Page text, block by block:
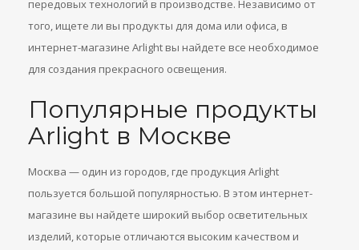
передовых технологий в производстве. Независимо от
того, ищете ли вы продукты для дома или офиса, в
интернет-магазине Arlight вы найдете все необходимое
для создания прекрасного освещения.
Популярные продукты
Arlight в Москве
Москва — один из городов, где продукция Arlight
пользуется большой популярностью. В этом интернет-
магазине вы найдете широкий выбор осветительных
изделий, которые отличаются высоким качеством и